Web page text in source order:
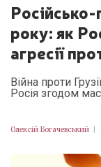
року: як
агресії
Війна проти
Росія згодом
Олексій Богачевський